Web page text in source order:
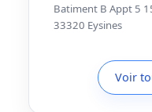
Batiment B Appt 5
33320 Eysines
Voir